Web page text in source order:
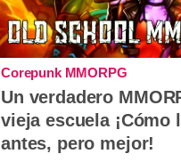
Corepunk MMORPG
Un verdadero
vieja escuela ¡Cómo
antes, pero mejor!